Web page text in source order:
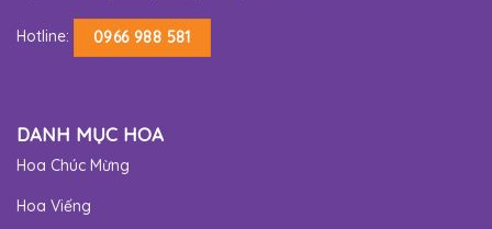
Hotline: 0966 988 581
DANH MỤC HOA
Hoa Chúc Mừng
Hoa Viếng